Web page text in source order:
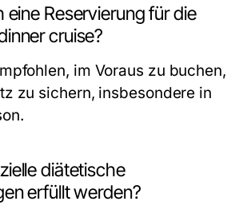
eine Reservierung für die
cruise?
im Voraus zu buchen,
zu sichern, insbesondere in
diätetische
erfüllt werden?